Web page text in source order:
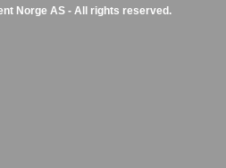
Norge AS - All rights reserved.